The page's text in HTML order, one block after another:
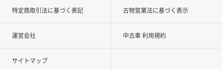
特定商取引法に基づく表記 古物営業法に基づく表示
運営会社 中古車 利用規約
サイトマップ